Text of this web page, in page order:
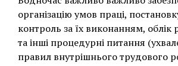
організацію умов праці,
контроль за їх виконанням, облік
та інші процедурні питання
правил внутрішнього трудового